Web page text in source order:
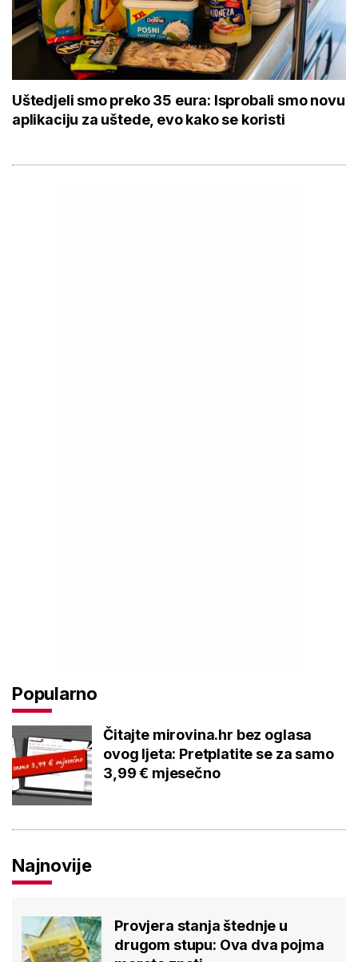
Uštedjeli smo preko 35 eura: Isprobali smo novu
aplikaciju za uštede, evo kako se koristi
Popularno
Čitajte mirovina.hr bez oglasa
ovog ljeta: Pretplatite se za samo
3,99 € mjesečno
Najnovije
Provjera stanja štednje u
drugom stupu: Ova dva pojma